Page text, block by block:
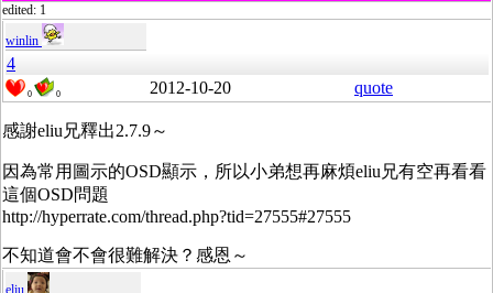
edited: 1
winlin
4
0 0 2012-10-20 quote
感謝eliu兄釋出2.7.9～
因為常用圖示的OSD顯示，所以小弟想再麻煩eliu兄有空再看看
這個OSD問題
http://hyperrate.com/thread.php?tid=27555#27555
不知道會不會很難解決？感恩～